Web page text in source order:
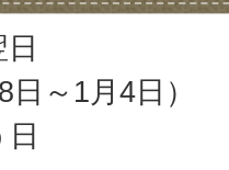
～1月4日）